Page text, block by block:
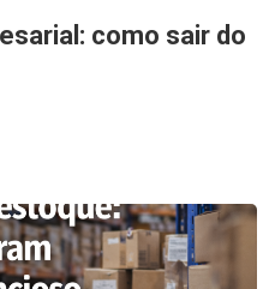
como sair do